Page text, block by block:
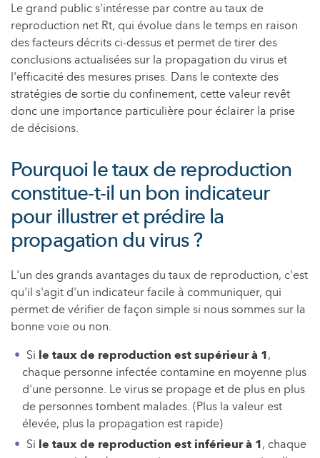
Le grand public s'intéresse par contre au taux de
reproduction net Rt, qui évolue dans le temps en raison
des facteurs décrits ci-dessus et permet de tirer des
conclusions actualisées sur la propagation du virus et
l'efficacité des mesures prises. Dans le contexte des
stratégies de sortie du confinement, cette valeur revêt
donc une importance particulière pour éclairer la prise
de décisions.
Pourquoi le taux de reproduction
constitue-t-il un bon indicateur
pour illustrer et prédire la
propagation du virus ?
L'un des grands avantages du taux de reproduction, c'est
qu'il s'agit d'un indicateur facile à communiquer, qui
permet de vérifier de façon simple si nous sommes sur la
bonne voie ou non.
Si le taux de reproduction est supérieur à 1,
chaque personne infectée contamine en moyenne plus
d'une personne. Le virus se propage et de plus en plus
de personnes tombent malades. (Plus la valeur est
élevée, plus la propagation est rapide)
Si le taux de reproduction est inférieur à 1, chaque